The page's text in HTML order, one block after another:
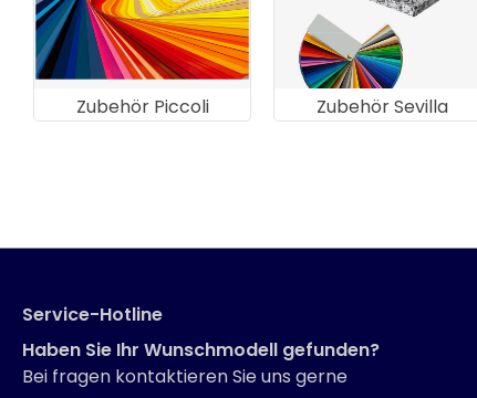
Zubehör Piccoli Zubehör Sevilla
Service-Hotline
Haben Sie Ihr Wunschmodell gefunden?
Bei fragen kontaktieren Sie uns gerne